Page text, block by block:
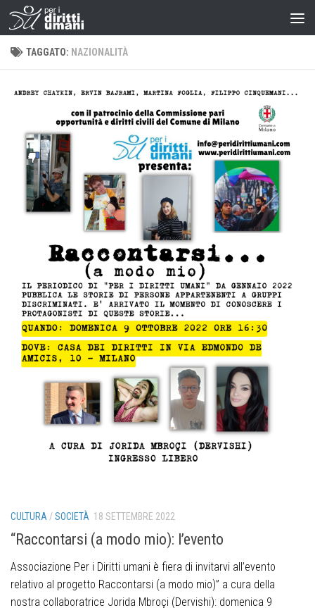
TAGGATO: NAZIONALITÀ
CULTURA /SOCIETÀ 18 SETTEMBRE 2022
“Raccontarsi (a modo mio): l’evento
Associazione Per i Diritti umani è fiera di invitarvi all’evento
relativo al progetto Raccontarsi (a modo mio)” a cura della
nostra collaboratrice Jorida Mbroçi (Dervishi): domenica 9